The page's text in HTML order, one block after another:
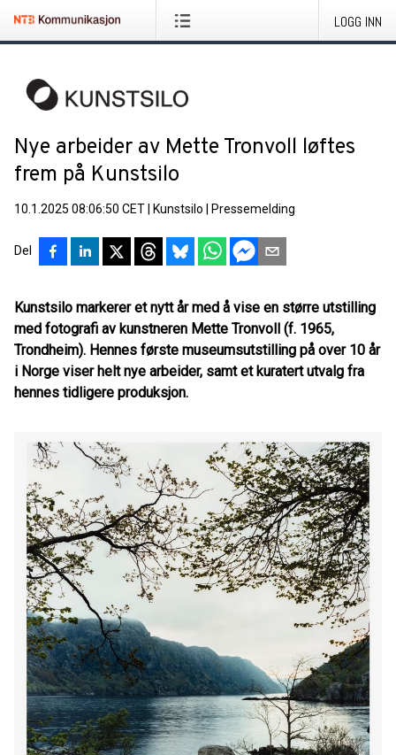
LOGG INN
Nye arbeider av Mette Tronvoll løftes
frem på Kunstsilo
10.1.2025 08:06:50 CET Kunstsilo Pressemelding
Del
Kunstsilo markerer et nytt år med å vise en større utstilling
med fotografi av kunstneren Mette Tronvoll (f. 1965,
Trondheim). Hennes første museumsutstilling på over 10 år
i Norge viser helt nye arbeider, samt et kuratert utvalg fra
hennes tidligere produksjon.